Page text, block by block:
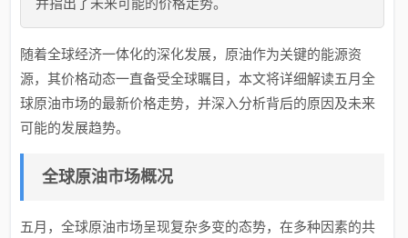
并指出了未来可能的价格走势。
随着全球经济一体化的深化发展，原油作为关键的能源资
源，其价格动态一直备受全球瞩目，本文将详细解读五月全
球原油市场的最新价格走势，并深入分析背后的原因及未来
可能的发展趋势。
全球原油市场概况
五月，全球原油市场呈现复杂多变的态势，在多种因素的共